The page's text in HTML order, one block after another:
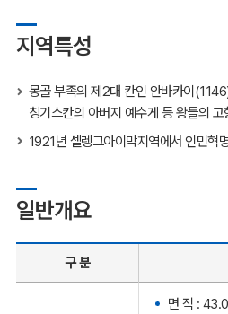
지역특성
몽골 부족의 제2대 칸인 안바카이
칭기스칸의 아버지 예수게 등 왕들의 고
1921년 셀렝그아이막지역에서 인민혁
일반개요
구 분
면 적 :